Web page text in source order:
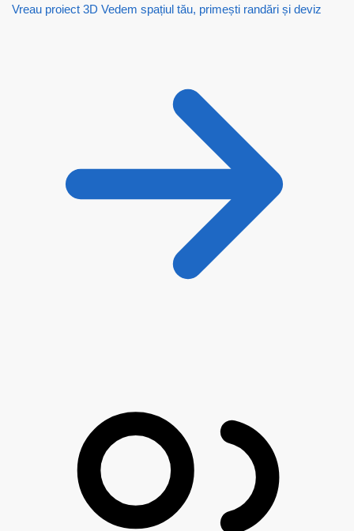
Vreau proiect 3D Vedem spațiul tău, primești randări și deviz